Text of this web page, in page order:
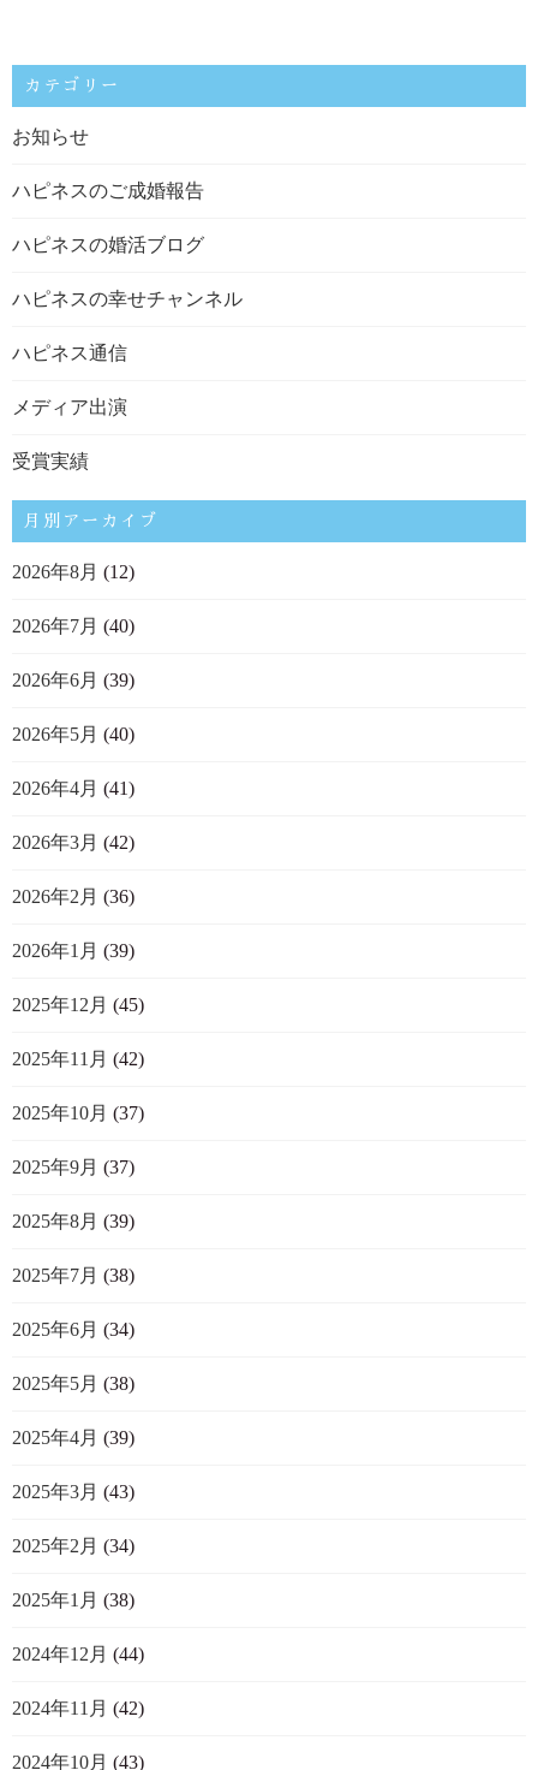
カテゴリー
お知らせ
ハピネスのご成婚報告
ハピネスの婚活ブログ
ハピネスの幸せチャンネル
ハピネス通信
メディア出演
受賞実績
月別アーカイブ
2026年8月 (12)
2026年7月 (40)
2026年6月 (39)
2026年5月 (40)
2026年4月 (41)
2026年3月 (42)
2026年2月 (36)
2026年1月 (39)
2025年12月 (45)
2025年11月 (42)
2025年10月 (37)
2025年9月 (37)
2025年8月 (39)
2025年7月 (38)
2025年6月 (34)
2025年5月 (38)
2025年4月 (39)
2025年3月 (43)
2025年2月 (34)
2025年1月 (38)
2024年12月 (44)
2024年11月 (42)
2024年10月 (43)